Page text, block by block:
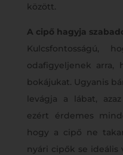
között.
A cipő hagyja
Kulcsfontosságú,
odafigyeljenek arra,
bokájukat. Ugyanis
levágja a lábat,
ezért érdemes
hogy a cipő ne
nyári cipők se ideális